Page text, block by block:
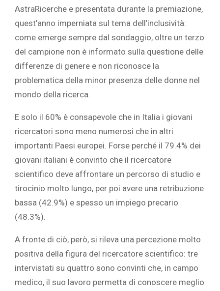
AstraRicerche e presentata durante la premiazione,
quest’anno imperniata sul tema dell’inclusività:
come emerge sempre dal sondaggio, oltre un terzo
del campione non è informato sulla questione delle
differenze di genere e non riconosce la
problematica della minor presenza delle donne nel
mondo della ricerca.
E solo il 60% è consapevole che in Italia i giovani
ricercatori sono meno numerosi che in altri
importanti Paesi europei. Forse perché il 79.4% dei
giovani italiani è convinto che il ricercatore
scientifico deve affrontare un percorso di studio e
tirocinio molto lungo, per poi avere una retribuzione
bassa (42.9%) e spesso un impiego precario
(48.3%).
A fronte di ciò, però, si rileva una percezione molto
positiva della figura del ricercatore scientifico: tre
intervistati su quattro sono convinti che, in campo
medico, il suo lavoro permetta di conoscere meglio